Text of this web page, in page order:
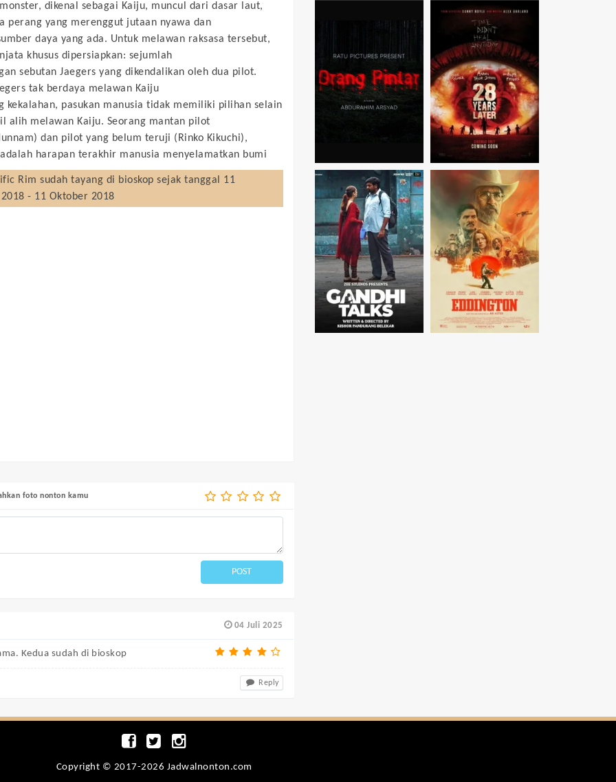
dikenal sebagai Kaiju, muncul dari dasar laut,
perang yang merenggut jutaan nyawa dan
daya yang ada. Untuk melawan raksasa tersebut,
khusus dipersiapkan: sejumlah
sebutan Jaegers yang dikendalikan oleh dua pilot.
tak berdaya melawan Kaiju
kekalahan, pasukan manusia tidak memiliki pilihan selain
alih melawan Kaiju. Seorang mantan pilot
dan pilot yang belum teruji (Rinko Kikuchi),
adalah harapan terakhir manusia menyelamatkan bumi
Rim sudah tayang di bioskop sejak tanggal 11
- 11 Oktober 2018
foto nonton kamu
POST
04 Juli 2025
Kedua sudah di bioskop
Reply
Copyright © 2017-2026 Jadwalnonton.com